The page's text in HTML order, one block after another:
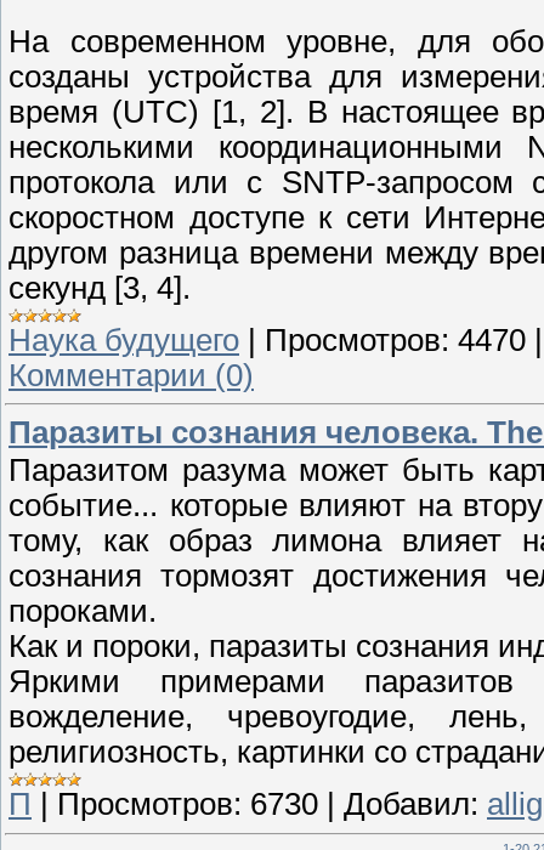
На современном уровне, для
созданы устройства для
время (UTC) [1, 2]. В настоящее
несколькими координационными
протокола или с SNTP-
скоростном доступе к сети
другом разница времени между
секунд [3, 4].
Наука будущего | Просмотров: 4470
Комментарии (0)
Паразиты сознания человека.
Паразитом разума может быть
событие... которые влияют на
тому, как образ лимона влияет
сознания тормозят достижения
пороками.
Как и пороки, паразиты сознания
Яркими примерами
вожделение, чревоугодие,
религиозность, картинки со
П
Просмотров: 6730 Добавил: